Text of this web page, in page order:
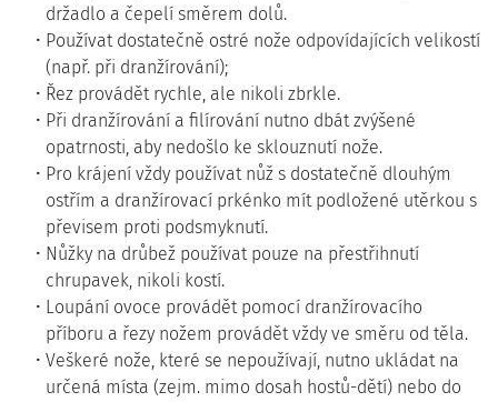
držadlo a čepelí směrem dolů.
Používat dostatečně ostré nože odpovídajících velikostí
(např. při dranžírování);
Řez provádět rychle, ale nikoli zbrkle.
Při dranžírování a filírování nutno dbát zvýšené
opatrnosti, aby nedošlo ke sklouznutí nože.
Pro krájení vždy používat nůž s dostatečně dlouhým
ostřím a dranžírovací prkénko mít podložené utěrkou s
převisem proti podsmyknutí.
Nůžky na drůbež používat pouze na přestřihnutí
chrupavek, nikoli kostí.
Loupání ovoce provádět pomocí dranžírovacího
příboru a řezy nožem provádět vždy ve směru od těla.
Veškeré nože, které se nepoužívají, nutno ukládat na
určená místa (zejm. mimo dosah hostů-dětí) nebo do